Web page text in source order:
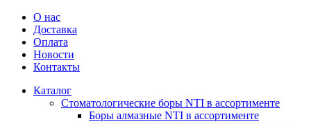
О нас
Доставка
Оплата
Новости
Контакты
Каталог
Стоматологические боры NTI в ассортименте
Боры алмазные NTI в ассортименте